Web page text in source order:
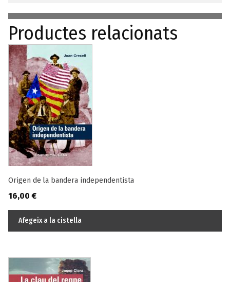
Productes relacionats
Origen de la bandera independentista
16,00€
Afegeix a la cistella